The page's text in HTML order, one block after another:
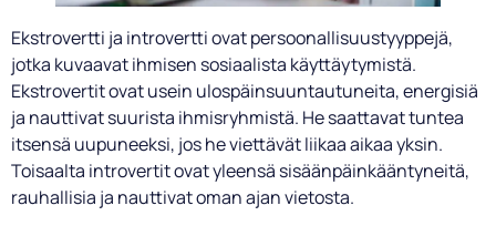
Ekstrovertti ja introvertti ovat persoonallisuustyyppejä,
jotka kuvaavat ihmisen sosiaalista käyttäytymistä.
Ekstrovertit ovat usein ulospäinsuuntautuneita, energisiä
ja nauttivat suurista ihmisryhmistä. He saattavat tuntea
itsensä uupuneeksi, jos he viettävät liikaa aikaa yksin.
Toisaalta introvertit ovat yleensä sisäänpäinkääntyneitä,
rauhallisia ja nauttivat oman ajan vietosta.